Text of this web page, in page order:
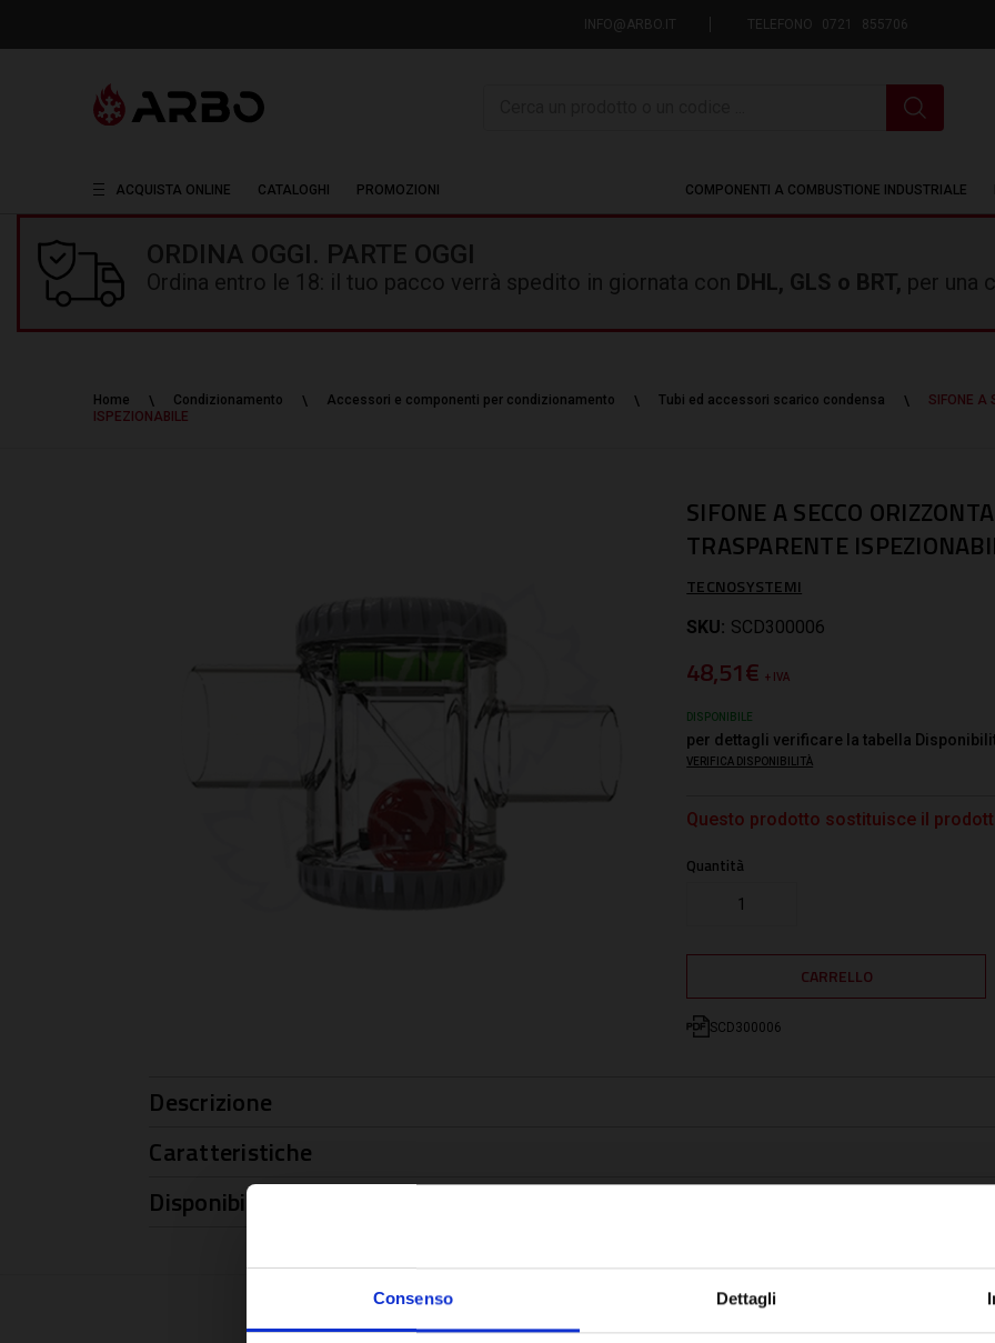
Consenso Dettagli
INFO@ARBO.IT TELEFONO 0721 855706
ACQUISTA ONLINE CATALOGHI PROMOZIONI COMPONENTI A COMBUSTIONE INDUSTRIALE
ORDINA OGGI. PARTE OGGI
Ordina entro le 18: il tuo pacco verrà spedito in giornata con DHL, GLS o BRT, per una
Home Condizionamento Accessori e componenti per condizionamento Tubi ed accessori scarico condensa
SIFONE A
ISPEZIONABILE
SIFONE A SECCO
TRASPARENTE
TECNOSYSTEMI
SKU: SCD300006
48,51€+ IVA
DISPONIBILE
per dettagli verificare la tabella
VERIFICA DISPONIBILITÀ
Questo prodotto sostituisce il
Quantità
SCD300006
Descrizione
Caratteristiche
Disponibilità